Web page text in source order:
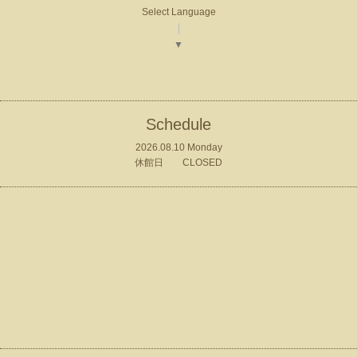
Select Language
▼
Schedule
2026.08.10 Monday
休館日 CLOSED